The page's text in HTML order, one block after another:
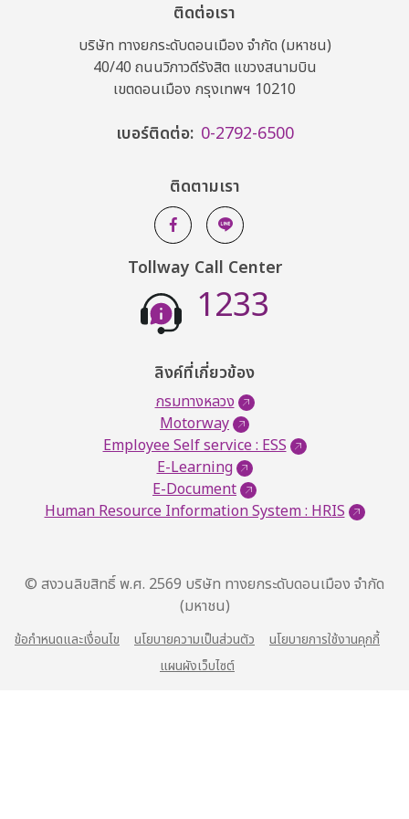
ติดต่อเรา
บริษัท ทางยกระดับดอนเมือง จำกัด (มหาชน)
40/40 ถนนวิภาวดีรังสิต แขวงสนามบิน
เขตดอนเมือง กรุงเทพฯ 10210
เบอร์ติดต่อ: 0-2792-6500
ติดตามเรา
Tollway Call Center
1233
ลิงค์ที่เกี่ยวข้อง
กรมทางหลวง
Motorway
Employee Self service : ESS
E-Learning
E-Document
Human Resource Information System : HRIS
© สงวนลิขสิทธิ์ พ.ศ. 2569 บริษัท ทางยกระดับดอนเมือง จำกัด
(มหาชน)
ข้อกำหนดและเงื่อนไข นโยบายความเป็นส่วนตัว
นโยบายการใช้งานคุกกี้
แผนผังเว็บไซต์